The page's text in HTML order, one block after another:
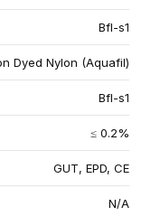
Bfl-s1
Dyed Nylon (Aquafil)
Bfl-s1
≤ 0.2%
GUT, EPD, CE
N/A